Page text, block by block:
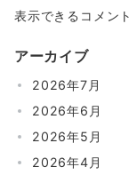
表示できるコメン
アーカイブ
2026年7月
2026年6月
2026年5月
2026年4月